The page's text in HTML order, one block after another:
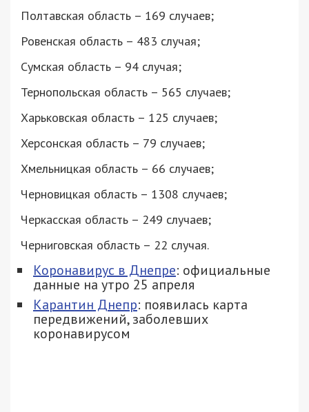
Полтавская область – 169 случаев;
Ровенская область – 483 случая;
Сумская область – 94 случая;
Тернопольская область – 565 случаев;
Харьковская область – 125 случаев;
Херсонская область – 79 случаев;
Хмельницкая область – 66 случаев;
Черновицкая область – 1308 случаев;
Черкасская область – 249 случаев;
Черниговская область – 22 случая.
Коронавирус в Днепре: официальные
данные на утро 25 апреля
Карантин Днепр: появилась карта
передвижений, заболевших
коронавирусом